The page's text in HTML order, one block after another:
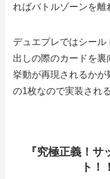
ればバトルゾーンを離
デュエプレではシー
出しの際のカードを
挙動が再現されるかが
の1枚なので実装され
『究極正義！
ト！